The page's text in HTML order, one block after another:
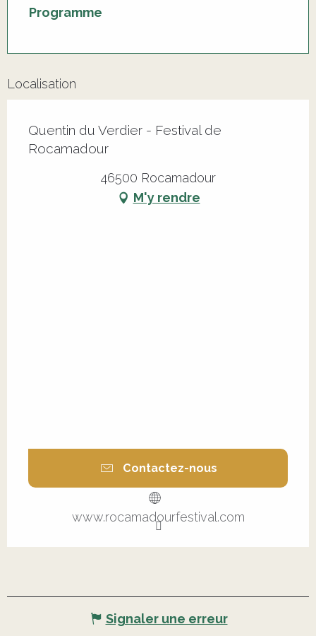
Programme
Localisation
Quentin du Verdier - Festival de
Rocamadour
46500 Rocamadour
M'y rendre
Contactez-nous
www.rocamadourfestival.com
Signaler une erreur